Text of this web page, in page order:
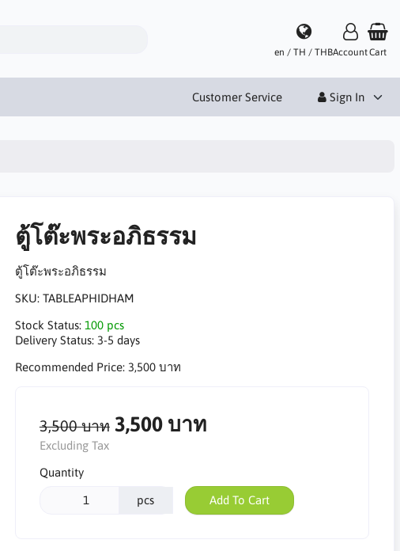
en / TH / THBAccountCart
Customer Service Sign In
ตู้โต๊ะพระอภิธรรม
ตู้โต๊ะพระอภิธรรม
SKU: TABLEAPHIDHAM
Stock Status: 100 pcs
Delivery Status: 3-5 days
Recommended Price: 3,500 บาท
3,500 บาท 3,500 บาท
Excluding Tax
Quantity
pcs Add To Cart